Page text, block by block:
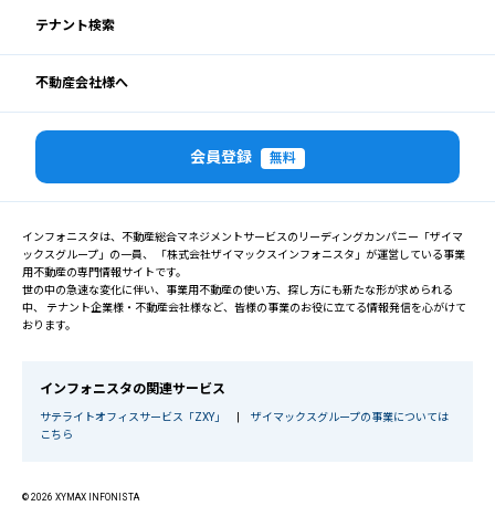
テナント検索
不動産会社様へ
会員登録 無料
インフォニスタは、不動産総合マネジメントサービスのリーディングカンパニー「ザイマ
ックスグループ」の一員、 「株式会社ザイマックスインフォニスタ」が運営している事業
用不動産の専門情報サイトです。
世の中の急速な変化に伴い、事業用不動産の使い方、探し方にも新たな形が求められる
中、 テナント企業様・不動産会社様など、皆様の事業のお役に立てる情報発信を心がけて
おります。
インフォニスタの関連サービス
サテライトオフィスサービス「ZXY」
ザイマックスグループの事業については
こちら
© 2026 XYMAX INFONISTA